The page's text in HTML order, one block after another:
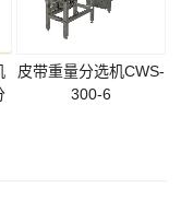
皮带重量分选机CWS-
300-6